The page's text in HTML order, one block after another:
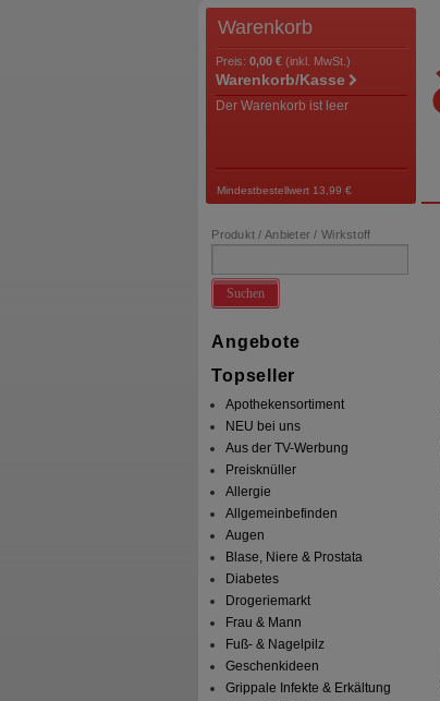
Warenkorb
Preis: 0,00 € (inkl. MwSt.)
Warenkorb/Kasse
Der Warenkorb ist leer
Mindestbestellwert 13,99 €
Produkt / Anbieter / Wirkstoff
Suchen
Angebote
Topseller
Apothekensortiment
NEU bei uns
Aus der TV-Werbung
Preisknüller
Allergie
Allgemeinbefinden
Augen
Blase, Niere & Prostata
Diabetes
Drogeriemarkt
Frau & Mann
Fuß- & Nagelpilz
Geschenkideen
Grippale Infekte & Erkältung